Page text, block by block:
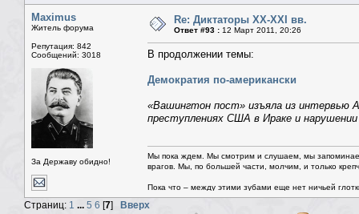
Maximus
Житель форума
Репутация: 842
Сообщений: 3018
За Державу обидно!
Re: Диктаторы XX-XXI вв.
Ответ #93 : 12 Март 2011, 20:26
В продолжении темы:
Демократия по-американски
«Вашингтон пост» изъяла из интервью
преступлениях США в Ираке и нарушении
Мы пока ждем. Мы смотрим и слушаем, мы
врагов. Мы, по большей части, молчим, и только
Пока что – между этими зубами еще нет ничьей
Страниц: 1 ... 5 6 [7] Вверх